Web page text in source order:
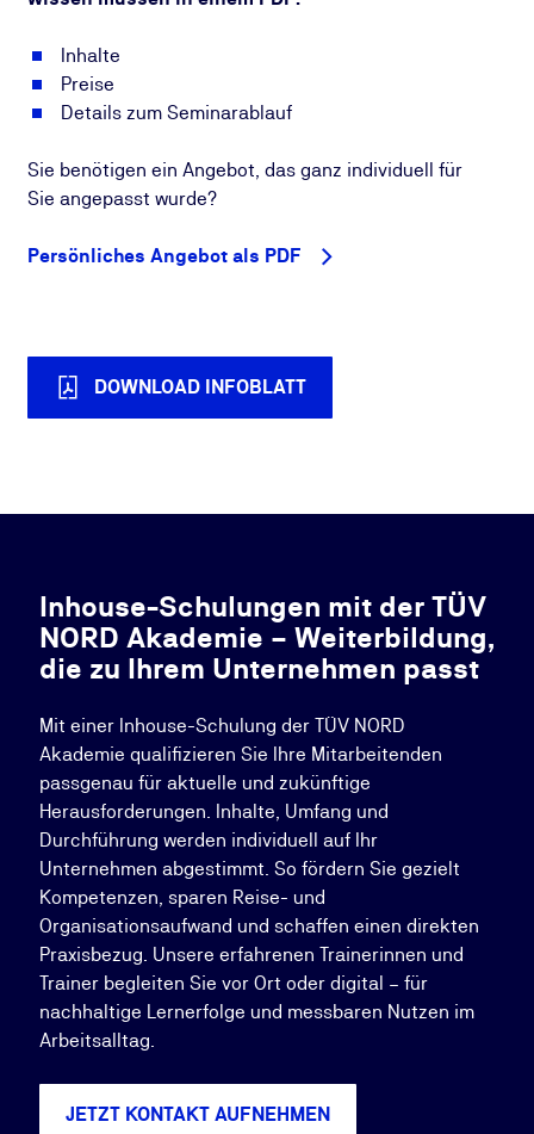
Inhalte
Preise
Details zum Seminarablauf
Sie benötigen ein Angebot, das ganz individuell für
Sie angepasst wurde?
Persönliches Angebot als PDF
DOWNLOAD INFOBLATT
Inhouse-Schulungen mit der TÜV
NORD Akademie – Weiterbildung,
die zu Ihrem Unternehmen passt
Mit einer Inhouse-Schulung der TÜV NORD
Akademie qualifizieren Sie Ihre Mitarbeitenden
passgenau für aktuelle und zukünftige
Herausforderungen. Inhalte, Umfang und
Durchführung werden individuell auf Ihr
Unternehmen abgestimmt. So fördern Sie gezielt
Kompetenzen, sparen Reise- und
Organisationsaufwand und schaffen einen direkten
Praxisbezug. Unsere erfahrenen Trainerinnen und
Trainer begleiten Sie vor Ort oder digital – für
nachhaltige Lernerfolge und messbaren Nutzen im
Arbeitsalltag.
JETZT KONTAKT AUFNEHMEN